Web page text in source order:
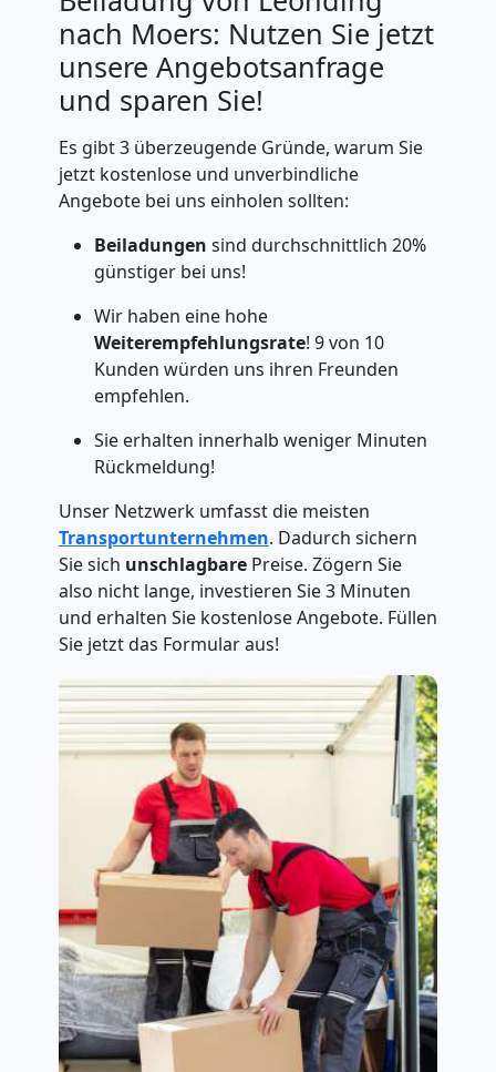
nach Moers: Nutzen Sie jetzt
unsere Angebotsanfrage
und sparen Sie!
Es gibt 3 überzeugende Gründe, warum Sie
jetzt kostenlose und unverbindliche
Angebote bei uns einholen sollten:
Beiladungen sind durchschnittlich 20%
günstiger bei uns!
Wir haben eine hohe
Weiterempfehlungsrate! 9 von 10
Kunden würden uns ihren Freunden
empfehlen.
Sie erhalten innerhalb weniger Minuten
Rückmeldung!
Unser Netzwerk umfasst die meisten
Transportunternehmen. Dadurch sichern
Sie sich unschlagbarePreise. Zögern Sie
also nicht lange, investieren Sie 3 Minuten
und erhalten Sie kostenlose Angebote. Füllen
Sie jetzt das Formular aus!